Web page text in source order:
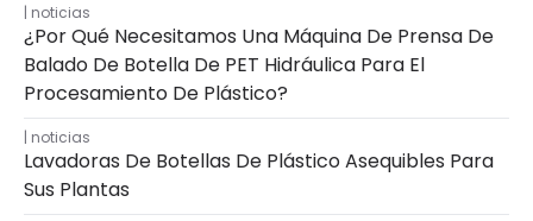
noticias
¿Por Qué Necesitamos Una Máquina De Prensa De
Balado De Botella De PET Hidráulica Para El
Procesamiento De Plástico?
noticias
Lavadoras De Botellas De Plástico Asequibles Para
Sus Plantas